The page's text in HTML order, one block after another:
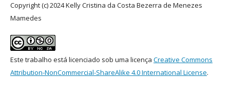
Copyright (c) 2024 Kelly Cristina da Costa Bezerra de Menezes
Mamedes
Este trabalho está licenciado sob uma licença Creative Commons
Attribution-NonCommercial-ShareAlike 4.0 International License.